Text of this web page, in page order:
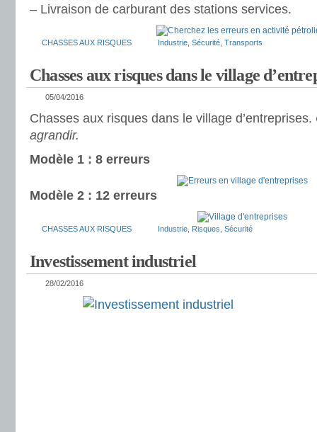
– Livraison de carburant des stations services.
CHASSES AUX RISQUES Industrie Sécurité Transports
Chasses aux risques dans le village
05/04/2016
Chasses aux risques dans le village d’entreprises.
agrandir.
Modèle 1 : 8 erreurs
Modèle 2 : 12 erreurs
CHASSES AUX RISQUES Industrie Risques Sécurité
Investissement industriel
28/02/2016